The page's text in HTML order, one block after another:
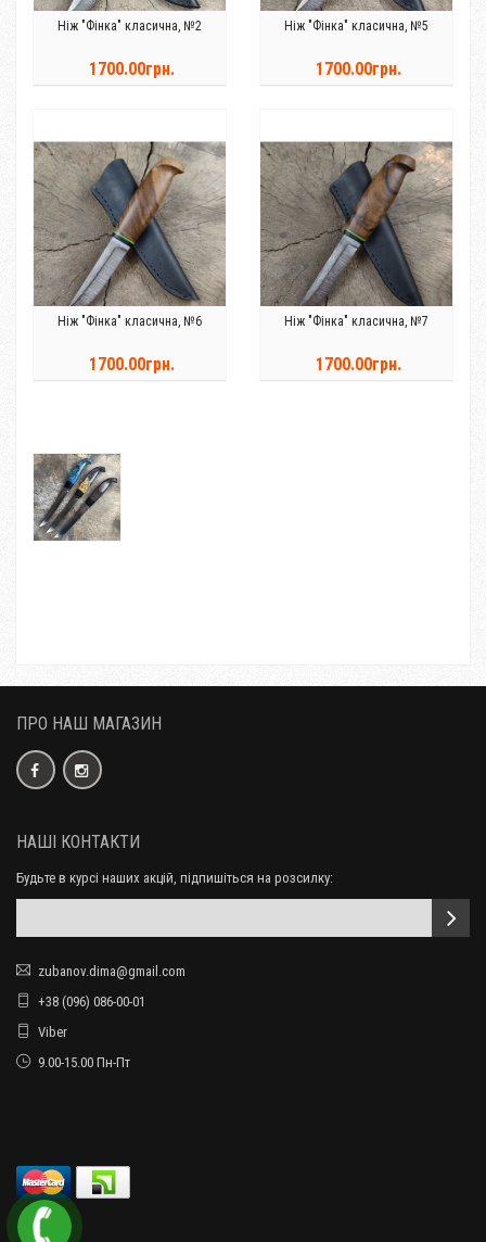
Ніж "Фінка" класична, №2
1700.00грн.
Ніж "Фінка" класична, №5
1700.00грн.
Ніж "Фінка" класична, №6
1700.00грн.
Ніж "Фінка" класична, №7
1700.00грн.
ПРО НАШ МАГАЗИН
НАШІ КОНТАКТИ
Будьте в курсі наших акцій, підпишіться на розсилку:
zubanov.dima@gmail.com
+38 (096) 086-00-01
Viber
9.00-15.00 Пн-Пт